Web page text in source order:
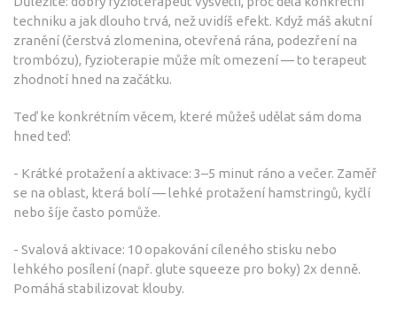
techniku a jak dlouho trvá, než uvidíš efekt. Když máš akutní
zranění (čerstvá zlomenina, otevřená rána, podezření na
trombózu), fyzioterapie může mít omezení — to terapeut
zhodnotí hned na začátku.
Teď ke konkrétním věcem, které můžeš udělat sám doma
hned teď:
- Krátké protažení a aktivace: 3–5 minut ráno a večer. Zaměř
se na oblast, která bolí — lehké protažení hamstringů, kyčlí
nebo šíje často pomůže.
- Svalová aktivace: 10 opakování cíleného stisku nebo
lehkého posílení (např. glute squeeze pro boky) 2x denně.
Pomáhá stabilizovat klouby.